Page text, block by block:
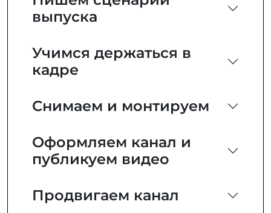
выпуска
Учимся держаться в
кадре
Снимаем и монтируем
Оформляем канал и
публикуем видео
Продвигаем канал